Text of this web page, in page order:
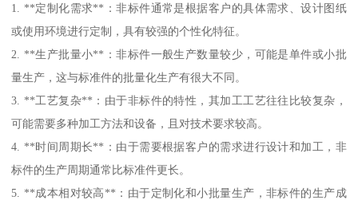
1. **定制化需求**：非标件通常是根据客户的具体需求、设计图纸
或使用环境进行定制，具有较强的个性化特征。
2. **生产批量小**：非标件一般生产数量较少，可能是单件或小批
量生产，这与标准件的批量化生产有很大不同。
3. **工艺复杂**：由于非标件的特性，其加工工艺往往比较复杂，
可能需要多种加工方法和设备，且对技术要求较高。
4. **时间周期长**：由于需要根据客户的需求进行设计和加工，非
标件的生产周期通常比标准件更长。
5. **成本相对较高**：由于定制化和小批量生产，非标件的生产成